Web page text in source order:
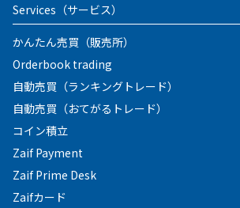
Services （サービス）
かんたん売買（販売所）
Orderbook trading
自動売買（ランキングトレード）
自動売買（おてがるトレード）
コイン積立
Zaif Payment
Zaif Prime Desk
Zaifカード